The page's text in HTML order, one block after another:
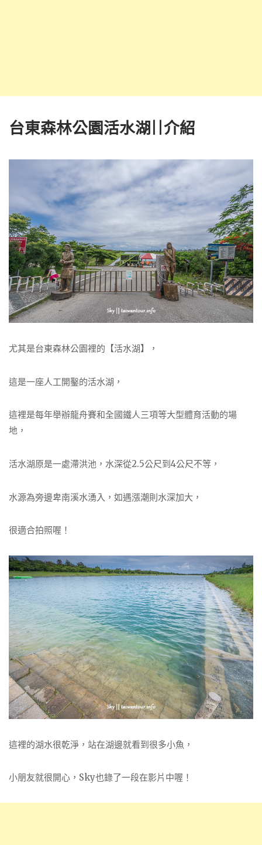
台東森林公園活水湖||介紹
尤其是台東森林公園裡的【活水湖】，
這是一座人工開鑿的活水湖，
這裡是每年舉辦龍舟賽和全國鐵人三項等大型體育活動的場
地，
活水湖原是一處滯洪池，水深從2.5公尺到4公尺不等，
水源為旁邊卑南溪水湧入，如遇漲潮則水深加大，
很適合拍照喔！
這裡的湖水很乾淨，站在湖邊就看到很多小魚，
小朋友就很開心，Sky也錄了一段在影片中喔！